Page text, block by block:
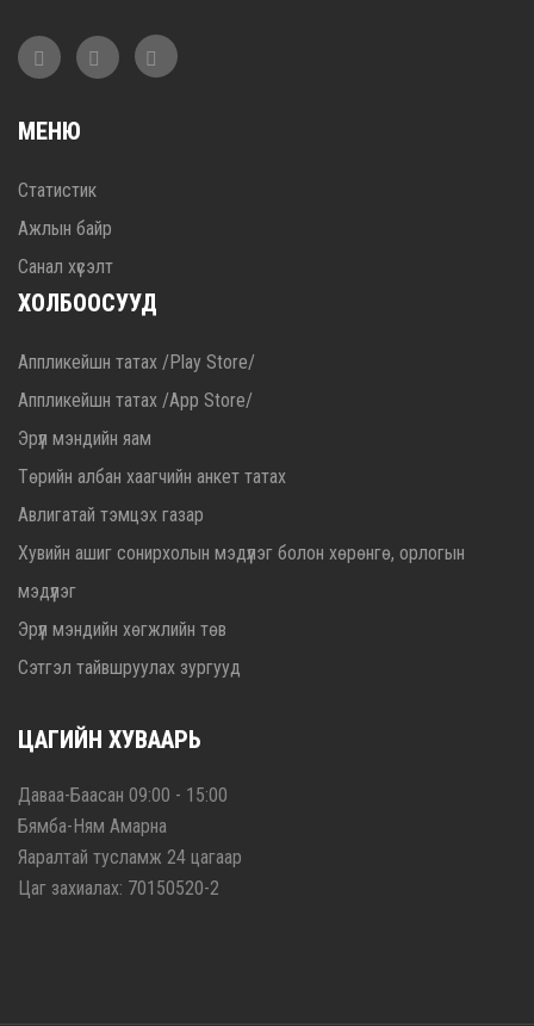
МЕНЮ
Статистик
Ажлын байр
Санал хүсэлт
ХОЛБООСУУД
Аппликейшн татах /Play Store/
Аппликейшн татах /App Store/
Эрүүл мэндийн яам
Төрийн албан хаагчийн анкет татах
Авлигатай тэмцэх газар
Хувийн ашиг сонирхолын мэдүүлэг болон хөрөнгө, орлогын
мэдүүлэг
Эрүүл мэндийн хөгжлийн төв
Сэтгэл тайвшруулах зургууд
ЦАГИЙН ХУВААРЬ
Даваа-Баасан 09:00 - 15:00
Бямба-Ням Амарна
Яаралтай тусламж 24 цагаар
Цаг захиалах: 70150520-2